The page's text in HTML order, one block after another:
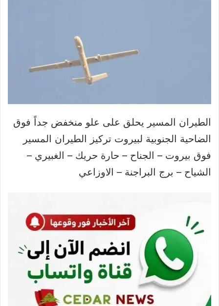
الطيران المسير يحلق على علو منخفض جداً فوق
الضاحية الجنوبية لبيروت تركيز الطيران المسير
فوق بيروت – الجناح – حارة حريك – الغبيري –
الشياح – برج البراجنة – الاوزاعي